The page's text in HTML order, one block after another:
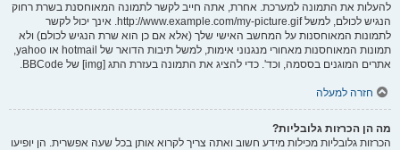
להעלות את התמונה למערכת. אחרת, אתה חייב לקשר לתמונה המאוחסנת בשרת רחוק
הנגיש לכולם, למשל http://www.example.com/my-picture.gif. אינך יכול לקשר
לתמונות המאוחסנות על המחשב האישי שלך (אלא אם כן הוא שרת הנגיש לכולם) ולא
תמונות המאוחסנות מאחורי מנגנוני אימות, למשל תיבות הדואר של hotmail או yahoo,
אתרים המוגנים בססמה, וכד'. כדי להציג את התמונה בעזרת התג [img] של BBCode.
חזרה למעלה
מה הן הכרזות גלובליות?
הכרזות גלובליות מכילות מידע חשוב ואתה צריך לקרוא אותן בכל שעה אפשרית. הן יופיעו